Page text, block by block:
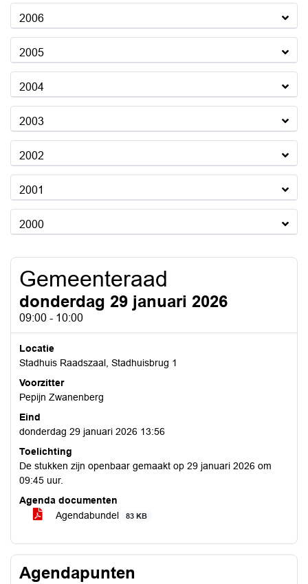
2006
2005
2004
2003
2002
2001
2000
Gemeenteraad
donderdag 29 januari 2026
09:00 - 10:00
Locatie
Stadhuis Raadszaal, Stadhuisbrug 1
Voorzitter
Pepijn Zwanenberg
Eind
donderdag 29 januari 2026 13:56
Toelichting
De stukken zijn openbaar gemaakt op 29 januari 2026 om
09:45 uur.
Agenda documenten
Agendabundel
83 KB
Agendapunten